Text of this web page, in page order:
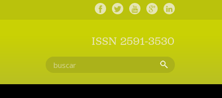
ISSN 2591-3530